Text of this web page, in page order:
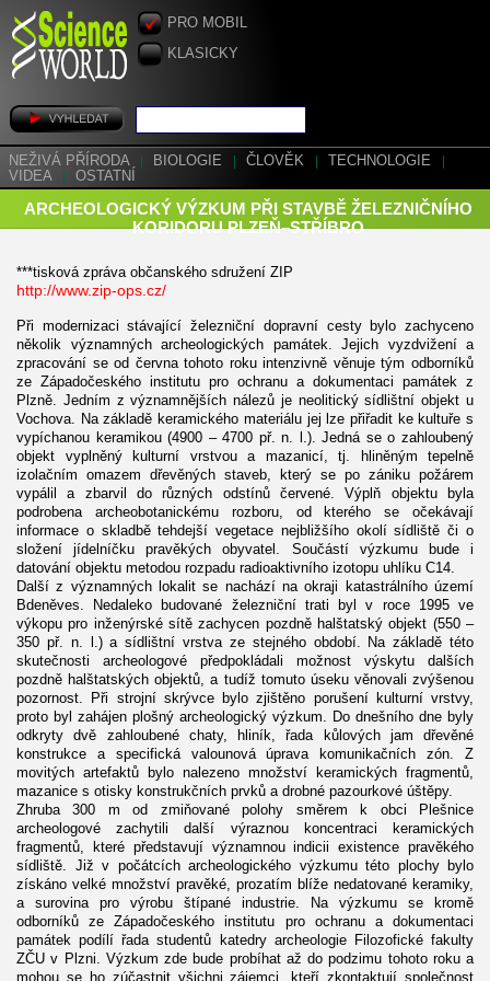
PRO MOBIL
KLASICKY
NEŽIVÁ PŘÍRODA BIOLOGIE ČLOVĚK TECHNOLOGIE
VIDEA
OSTATNÍ
ARCHEOLOGICKÝ VÝZKUM PŘI STAVBĚ ŽELEZNIČNÍHO
KORIDORU PLZEŇ–STŘÍBRO
***tisková zpráva občanského sdružení ZIP
http://www.zip-ops.cz/
Při modernizaci stávající železniční dopravní cesty bylo zachyceno
několik významných archeologických památek. Jejich vyzdvižení a
zpracování se od června tohoto roku intenzivně věnuje tým odborníků
ze Západočeského institutu pro ochranu a dokumentaci památek z
Plzně. Jedním z významnějších nálezů je neolitický sídlištní objekt u
Vochova. Na základě keramického materiálu jej lze přiřadit ke kultuře s
vypíchanou keramikou (4900 – 4700 př. n. l.). Jedná se o zahloubený
objekt vyplněný kulturní vrstvou a mazanicí, tj. hliněným tepelně
izolačním omazem dřevěných staveb, který se po zániku požárem
vypálil a zbarvil do různých odstínů červené. Výplň objektu byla
podrobena archeobotanickému rozboru, od kterého se očekávají
informace o skladbě tehdejší vegetace nejbližšího okolí sídliště či o
složení jídelníčku pravěkých obyvatel. Součástí výzkumu bude i
datování objektu metodou rozpadu radioaktivního izotopu uhlíku C14.
Další z významných lokalit se nachází na okraji katastrálního území
Bdeněves. Nedaleko budované železniční trati byl v roce 1995 ve
výkopu pro inženýrské sítě zachycen pozdně halštatský objekt (550 –
350 př. n. l.) a sídlištní vrstva ze stejného období. Na základě této
skutečnosti archeologové předpokládali možnost výskytu dalších
pozdně halštatských objektů, a tudíž tomuto úseku věnovali zvýšenou
pozornost. Při strojní skrývce bylo zjištěno porušení kulturní vrstvy,
proto byl zahájen plošný archeologický výzkum. Do dnešního dne byly
odkryty dvě zahloubené chaty, hliník, řada kůlových jam dřevěné
konstrukce a specifická valounová úprava komunikačních zón. Z
movitých artefaktů bylo nalezeno množství keramických fragmentů,
mazanice s otisky konstrukčních prvků a drobné pazourkové úštěpy.
Zhruba 300 m od zmiňované polohy směrem k obci Plešnice
archeologové zachytili další výraznou koncentraci keramických
fragmentů, které představují významnou indicii existence pravěkého
sídliště. Již v počátcích archeologického výzkumu této plochy bylo
získáno velké množství pravěké, prozatím blíže nedatované keramiky,
a surovina pro výrobu štípané industrie. Na výzkumu se kromě
odborníků ze Západočeského institutu pro ochranu a dokumentaci
památek podílí řada studentů katedry archeologie Filozofické fakulty
ZČU v Plzni. Výzkum zde bude probíhat až do podzimu tohoto roku a
mohou se ho zúčastnit všichni zájemci, kteří zkontaktují společnost